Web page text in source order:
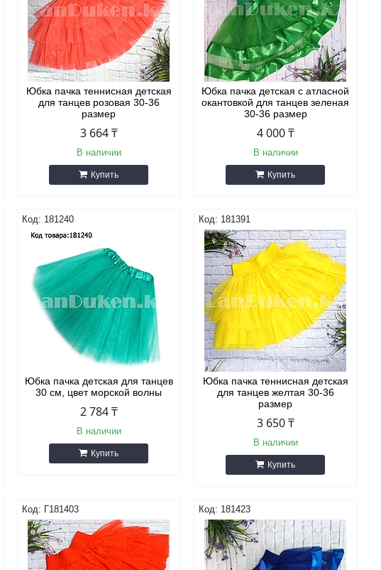
Юбка пачка теннисная детская
для танцев розовая 30-36
размер
3 664 ₸
В наличии
Купить
Юбка пачка детская с атласной
окантовкой для танцев зеленая
30-36 размер
4 000 ₸
В наличии
Купить
181240
Юбка пачка детская для танцев
30 см, цвет морской волны
2 784 ₸
В наличии
Купить
181391
Юбка пачка теннисная детская
для танцев желтая 30-36
размер
3 650 ₸
В наличии
Купить
Г181403 181423